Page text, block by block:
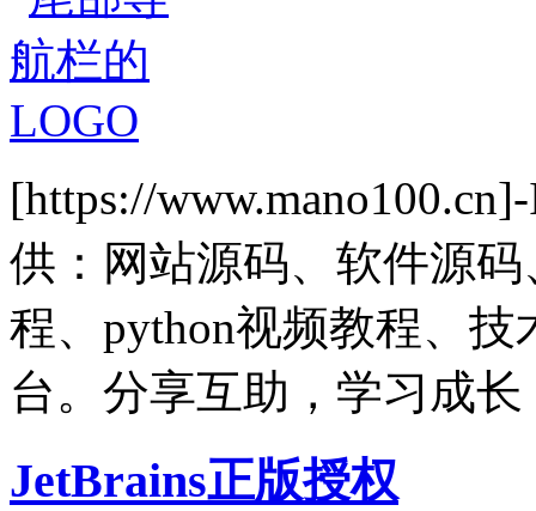
[https://
供：网站源码、软件源
程、python视频教程、
台。分享互助，学习成长
JetBrains正版授权